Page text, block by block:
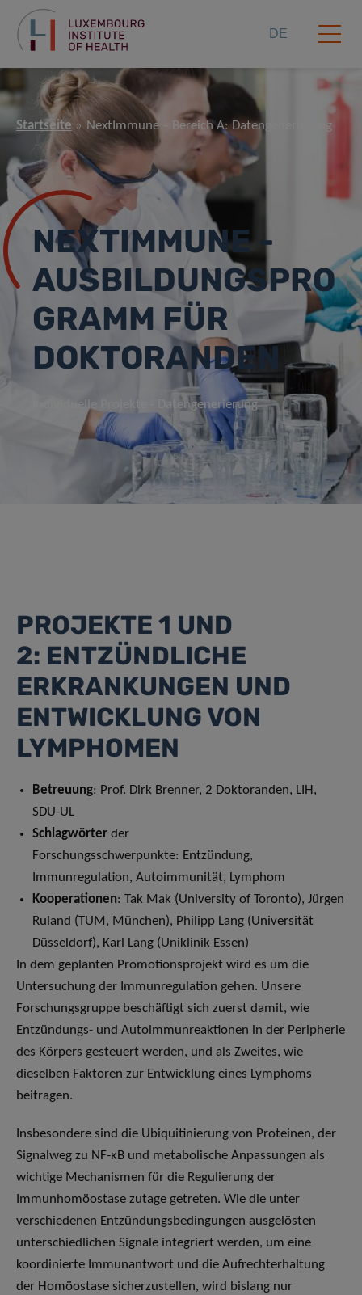
DE
Startseite NextImmune – Bereich A: Datengenerierung
NEXTIMMUNE -
AUSBILDUNGSPRO
GRAMM FÜR
DOKTORANDEN
Individuelle Projekte - Datengenerierung
PROJEKTE 1 UND
2: ENTZÜNDLICHE
ERKRANKUNGEN UND
ENTWICKLUNG VON
LYMPHOMEN
Betreuung: Prof. Dirk Brenner, 2 Doktoranden, LIH,
SDU-UL
Schlagwörter der
Forschungsschwerpunkte: Entzündung,
Immunregulation, Autoimmunität, Lymphom
Kooperationen: Tak Mak (University of Toronto), Jürgen
Ruland (TUM, München), Philipp Lang (Universität
Düsseldorf), Karl Lang (Uniklinik Essen)
In dem geplanten Promotionsprojekt wird es um die
Untersuchung der Immunregulation gehen. Unsere
Forschungsgruppe beschäftigt sich zuerst damit, wie
Entzündungs- und Autoimmunreaktionen in der Peripherie
des Körpers gesteuert werden, und als Zweites, wie
dieselben Faktoren zur Entwicklung eines Lymphoms
beitragen.
Insbesondere sind die Ubiquitinierung von Proteinen, der
Signalweg zu NF-ĸB und metabolische Anpassungen als
wichtige Mechanismen für die Regulierung der
Immunhomöostase zutage getreten. Wie die unter
verschiedenen Entzündungsbedingungen ausgelösten
unterschiedlichen Signale integriert werden, um eine
koordinierte Immunantwort und die Aufrechterhaltung
der Homöostase sicherzustellen, wird bislang nur